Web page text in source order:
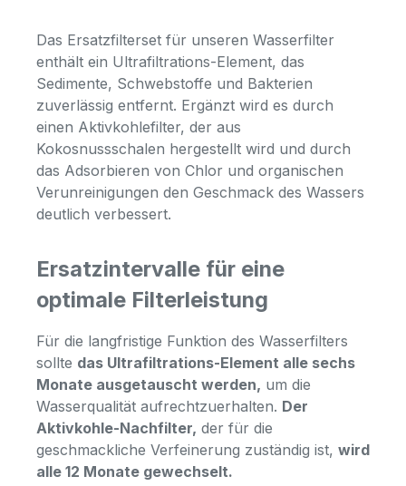
Das Ersatzfilterset für unseren Wasserfilter
enthält ein Ultrafiltrations-Element, das
Sedimente, Schwebstoffe und Bakterien
zuverlässig entfernt. Ergänzt wird es durch
einen Aktivkohlefilter, der aus
Kokosnussschalen hergestellt wird und durch
das Adsorbieren von Chlor und organischen
Verunreinigungen den Geschmack des Wassers
deutlich verbessert.
Ersatzintervalle für eine
optimale Filterleistung
Für die langfristige Funktion des Wasserfilters
sollte das Ultrafiltrations-Element alle sechs
Monate ausgetauscht werden, um die
Wasserqualität aufrechtzuerhalten. Der
Aktivkohle-Nachfilter, der für die
geschmackliche Verfeinerung zuständig ist, wird
alle 12 Monate gewechselt.